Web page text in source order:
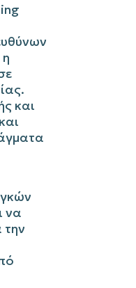
και
να
την